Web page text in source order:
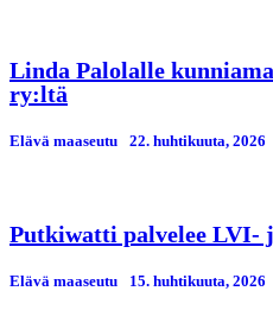
Linda Palolalle
ry:ltä
Elävä maaseutu 22. huhtikuuta, 2026
Putkiwatti palvelee LVI-
Elävä maaseutu 15. huhtikuuta, 2026